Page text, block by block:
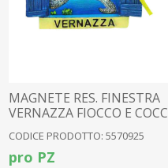
MAGNETE RES. FINESTRA
VERNAZZA FIOCCO E COCC
CODICE PRODOTTO: 5570925
pro PZ